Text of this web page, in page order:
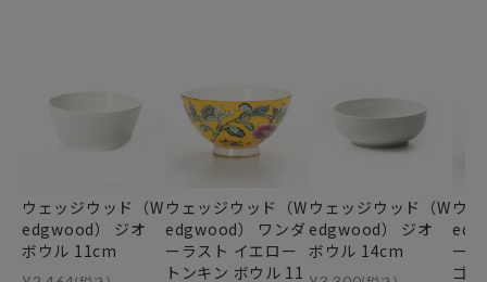
ウェッジウッド（W
edgwood） ジオ
ボウル 11cm
ウェッジウッド（W
edgwood） ワンダ
ーラスト イエロー
トンキン ボウル 11
ウェッジウッド（W
edgwood） ジオ
ボウル 14cm
ウ
ー
ゴ